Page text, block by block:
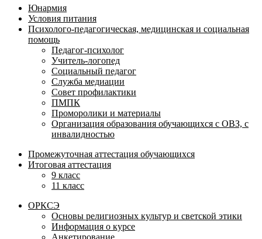
Юнармия
Условия питания
Психолого-педагогическая, медицинская и социальная
помощь
Педагог-психолог
Учитель-логопед
Социальный педагог
Служба медиации
Совет профилактики
ПМПК
Проморолики и материалы
Организация образования обучающихся с ОВЗ, с
инвалидностью
Промежуточная аттестация обучающихся
Итоговая аттестация
9 класс
11 класс
ОРКСЭ
Основы религиозных культур и светской этики
Информация о курсе
Анкетирование